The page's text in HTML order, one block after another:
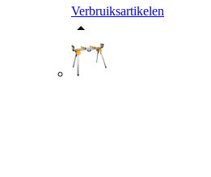
Verbruiksartikelen